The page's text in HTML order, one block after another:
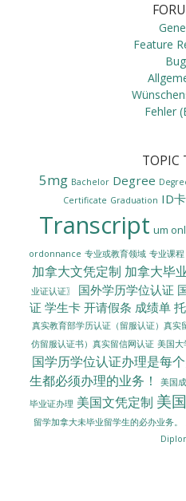
Feature
Fehler
TOPIC
5mg Bachelor Degree
Certificate Graduation ID卡
Transcript um
ordonnance 专业或教育领域 专业课程
加拿大文凭定制 加拿大毕
业证认证〗
国外学历学位认证
证 学生卡 开请假条 成绩单
真实教育部学历认证（留服认证）真实
仿留服认证书）真实留信网认证 美国大
国学历学位认证办理是每
生都必须办理的业务！
美国
毕业证办理 美国文凭定制 美
留学加拿大未毕业留学生的必办业务。